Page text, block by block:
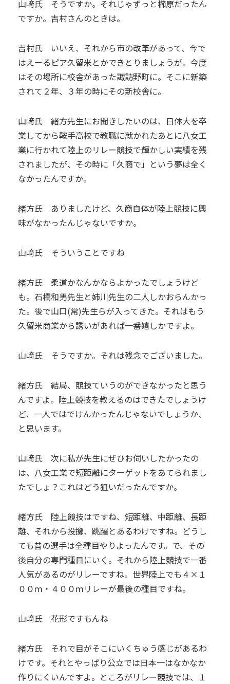
山﨑氏 そうですか。それじゃずっと櫛原だったん
ですか。吉村さんのときは。
吉村氏 いいえ、それから市の改革があって、今で
はえーるピア久留米とかできとりましょうが。今度
はその場所に校舎があった諏訪野町に。そこに新築
されて２年、３年の時にその新校舎に。
山﨑氏 緒方先生にお聞きしたいのは、日体大を卒
業してから鞍手高校で教職に就かれたあとに八女工
業に行かれて陸上のリレー競技で輝かしい実績を残
されましたが、その時に「久商で」という夢は全く
なかったんですか。
緒方氏 ありましたけど、久商自体が陸上競技に興
味がなかったんじゃないですか。
山﨑氏 そういうことですね
緒方氏 柔道かなんかならよかったでしょうけど
も。石橋和男先生と姉川先生の二人しかおらんかっ
た。後で山口(常)先生らが入ってきた。それはもう
久留米商業から誘いがあれば一番嬉しかですよ。
山﨑氏 そうですか。それは残念でございました。
緒方氏 結局、競技ていうのができなかったと思う
んですよ。陸上競技を教えるのはできたでしょうけ
ど、一人ではでけんかったんじゃないでしょうか、
と思います。
山﨑氏 次に私が先生にぜひお伺いしたかったの
は、八女工業で短距離にターゲットをあてられまし
たでしょ？これはどう狙いだったんですか。
緒方氏 陸上競技はですね、短距離、中距離、長距
離、それから投擲、跳躍とあるわけですね。どうし
ても昔の選手は全種目やりよったんです。で、その
後自分の専門種目にいく。それから陸上競技で一番
人気があるのがリレーですね。世界陸上でも４×１
００ｍ・４００ｍリレーが最後の種目ですね。
山﨑氏 花形ですもんね
緒方氏 それで目がそこにいくちゅう感じがあるわ
けです。それとやっぱり公立では日本一はなかなか
作りにくいんですよ。ところがリレー競技では、１